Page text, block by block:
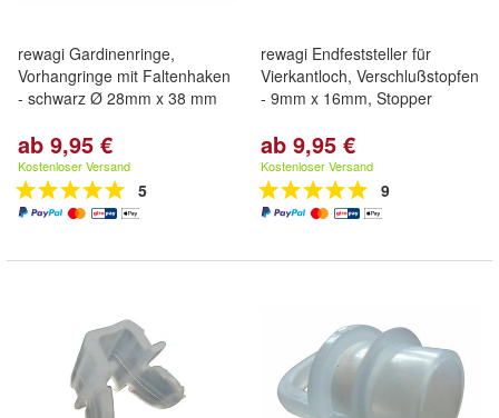
rewagi Gardinenringe,
Vorhangringe mit Faltenhaken
- schwarz Ø 28mm x 38 mm
ab 9,95 €
Kostenloser Versand
5
rewagi Endfeststeller für
Vierkantloch, Verschlußstopfen
- 9mm x 16mm, Stopper
ab 9,95 €
Kostenloser Versand
9